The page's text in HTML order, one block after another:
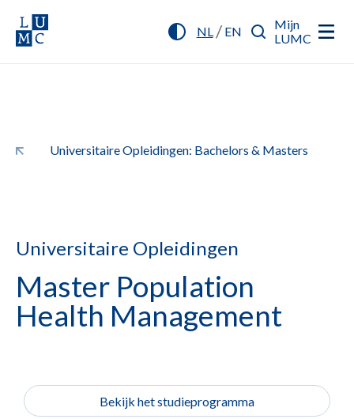
NL/ EN
Mijn
LUMC
Universitaire Opleidingen: Bachelors & Masters
Universitaire Opleidingen
Master Population
Health Management
Bekijk het studieprogramma